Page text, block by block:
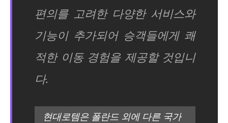
편의를 고려한 다양한 서비스와
기능이 추가되어 승객들에게 쾌
적한 이동 경험을 제공할 것입니
다.
현대로템은 폴란드 외에 다른 국가